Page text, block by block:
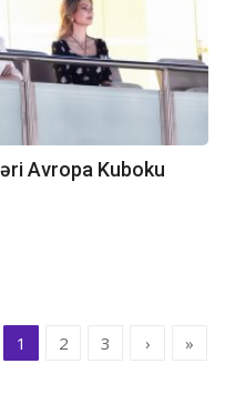
Avropa Kuboku
1 2 3 › »